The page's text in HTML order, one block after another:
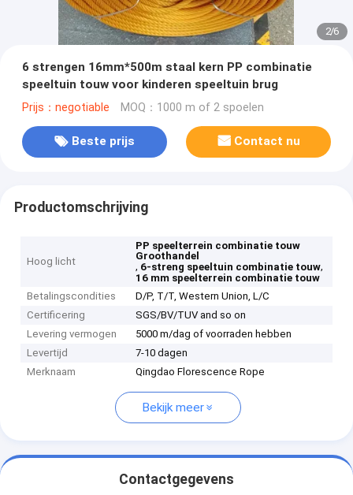
2/6
6 strengen 16mm*500m staal kern PP combinatie
speeltuin touw voor kinderen speeltuin brug
Prijs：negotiable MOQ：1000 m of 2 spoelen
Beste prijs Contact nu
Productomschrijving
Hoog licht
PP speelterrein combinatie touw
Groothandel
, 6-streng speeltuin combinatie touw,
16 mm speelterrein combinatie touw
Betalingscondities
D/P, T/T, Western Union, L/C
Certificering
SGS/BV/TUV and so on
Levering vermogen
5000 m/dag of voorraden hebben
Levertijd
7-10 dagen
Merknaam
Qingdao Florescence Rope
Bekijk meer
Contactgegevens